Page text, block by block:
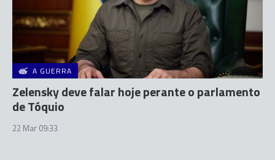
A GUERRA
Zelensky deve falar hoje perante o parlamento
de Tóquio
22 Mar 09:33